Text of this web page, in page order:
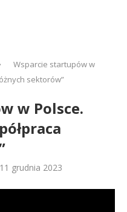
Wsparcie startupów w
sektorów”
w Polsce.
11 grudnia 2023